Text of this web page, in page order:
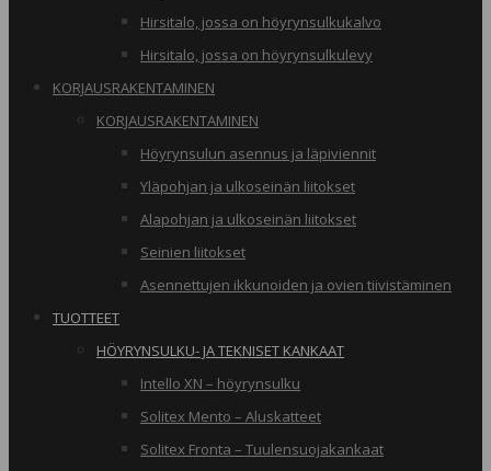
Hirsitalo, jossa on höyrynsulkukalvo
Hirsitalo, jossa on höyrynsulkulevy
KORJAUSRAKENTAMINEN
KORJAUSRAKENTAMINEN
Höyrynsulun asennus ja läpiviennit
Yläpohjan ja ulkoseinän liitokset
Alapohjan ja ulkoseinän liitokset
Seinien liitokset
Asennettujen ikkunoiden ja ovien tiivistäminen
TUOTTEET
HÖYRYNSULKU- JA TEKNISET KANKAAT
Intello XN – höyrynsulku
Solitex Mento – Aluskatteet
Solitex Fronta – Tuulensuojakankaat